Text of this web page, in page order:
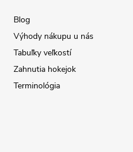
Blog
Výhody nákupu u nás
Tabuľky veľkostí
Zahnutia hokejok
Terminológia